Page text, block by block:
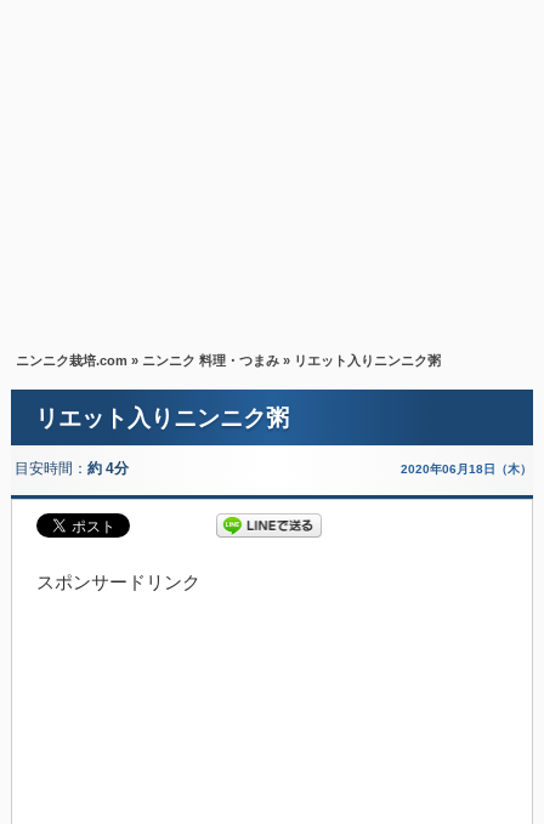
ニンニク栽培.com » ニンニク 料理・つまみ » リエット入りニンニク粥
リエット入りニンニク粥
目安時間： 約 4分 2020年06月18日（木）
スポンサードリンク